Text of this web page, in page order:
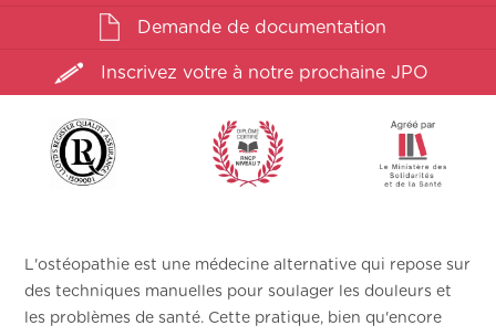
Demande de documentation
Inscrivez votre à notre prochaine JPO
L'ostéopathie est une médecine alternative qui repose sur
des techniques manuelles pour soulager les douleurs et
les problèmes de santé. Cette pratique, bien qu'encore